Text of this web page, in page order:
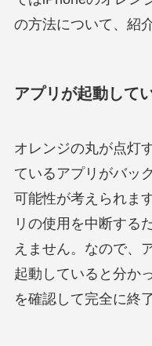
の方法について、紹
アプリが起動して
オレンジの丸が点灯
ているアプリがバッ
可能性が考えられま
リの使用を中断する
えません。なので、
起動していると分か
を確認して完全に終